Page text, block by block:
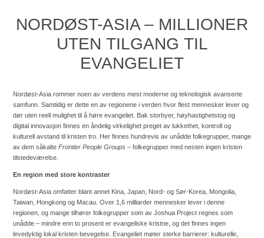
NORDØST-ASIA – MILLIONER
UTEN TILGANG TIL
EVANGELIET
Nordøst-Asia rommer noen av verdens mest moderne og teknologisk avanserte
samfunn. Samtidig er dette en av regionene i verden hvor flest mennesker lever og
dør uten reell mulighet til å høre evangeliet. Bak storbyer, høyhastighetstog og
digital innovasjon finnes en åndelig virkelighet preget av lukkethet, kontroll og
kulturell avstand til kristen tro. Her finnes hundrevis av unådde folkegrupper, mange
av dem såkalte Frontier People Groups – folkegrupper med nesten ingen kristen
tilstedeværelse.
En region med store kontraster
Nordøst-Asia omfatter blant annet Kina, Japan, Nord- og Sør-Korea, Mongolia,
Taiwan, Hongkong og Macau. Over 1,6 milliarder mennesker lever i denne
regionen, og mange tilhører folkegrupper som av Joshua Project regnes som
unådde – mindre enn to prosent er evangeliske kristne, og det finnes ingen
levedyktig lokal kristen bevegelse. Evangeliet møter sterke barrierer: kulturelle,